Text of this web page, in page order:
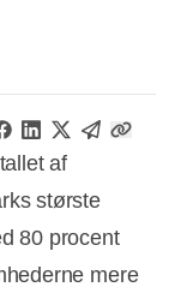
af
største
80 procent
mere